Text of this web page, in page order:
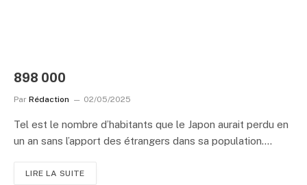
898 000
Par Rédaction 02/05/2025
Tel est le nombre d’habitants que le Japon aurait perdu en
un an sans l’apport des étrangers dans sa population.…
LIRE LA SUITE